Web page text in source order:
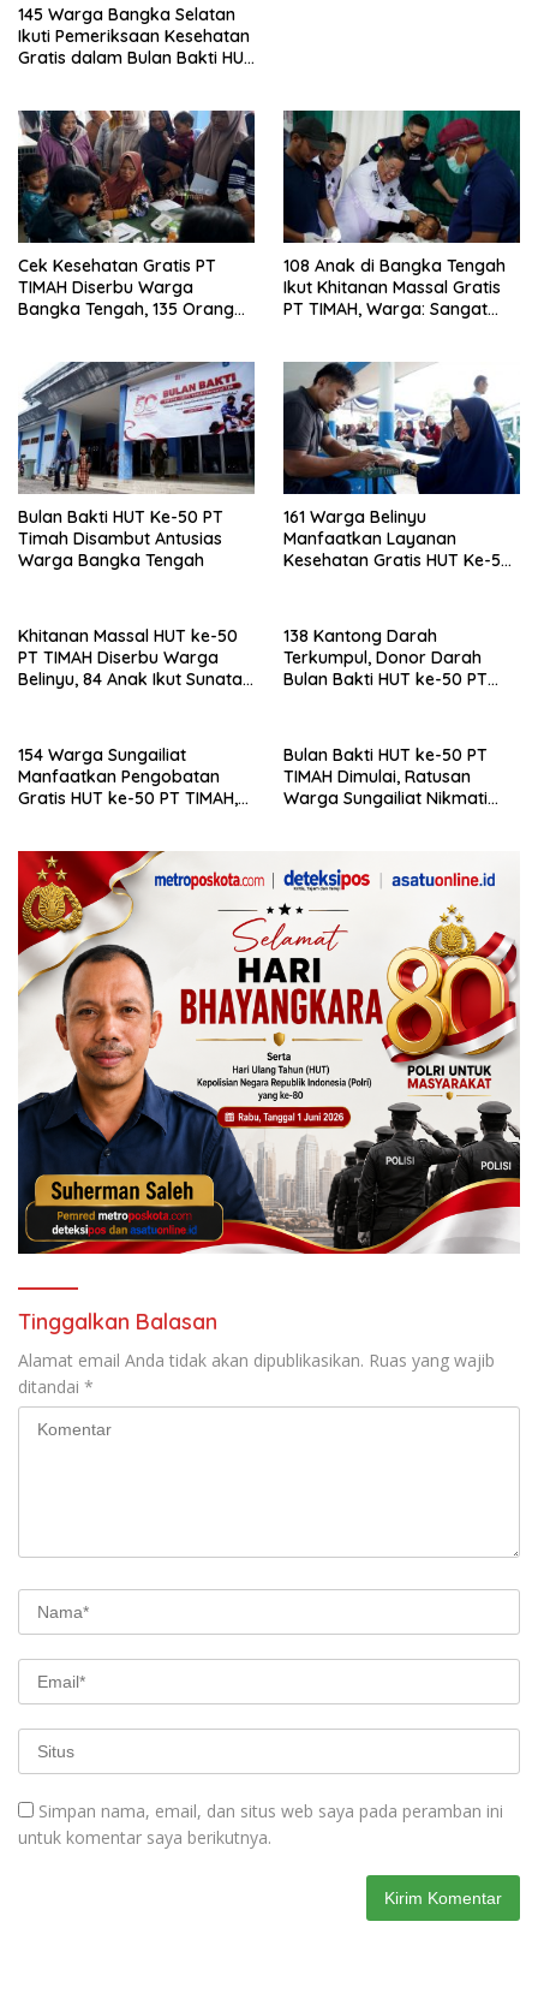
145 Warga Bangka Selatan
Ikuti Pemeriksaan Kesehatan
Gratis dalam Bulan Bakti HUT
Cek Kesehatan Gratis PT
TIMAH Diserbu Warga
Bangka Tengah, 135 Orang
108 Anak di Bangka Tengah
Ikut Khitanan Massal Gratis
PT TIMAH, Warga: Sangat
Bulan Bakti HUT Ke-50 PT
Timah Disambut Antusias
Warga Bangka Tengah
161 Warga Belinyu
Manfaatkan Layanan
Kesehatan Gratis HUT Ke-50
Khitanan Massal HUT ke-50
PT TIMAH Diserbu Warga
Belinyu, 84 Anak Ikut Sunatan
138 Kantong Darah
Terkumpul, Donor Darah
Bulan Bakti HUT ke-50 PT
154 Warga Sungailiat
Manfaatkan Pengobatan
Gratis HUT ke-50 PT TIMAH,
Bulan Bakti HUT ke-50 PT
TIMAH Dimulai, Ratusan
Warga Sungailiat Nikmati
Tinggalkan Balasan
Alamat email Anda tidak akan dipublikasikan. Ruas yang wajib
ditandai *
Simpan nama, email, dan situs web saya pada peramban ini
untuk komentar saya berikutnya.